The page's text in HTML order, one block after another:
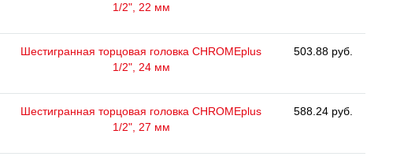
1/2", 22 мм
Шестигранная торцовая головка CHROMEplus
1/2", 24 мм
503.88 руб.
Шестигранная торцовая головка CHROMEplus
1/2", 27 мм
588.24 руб.